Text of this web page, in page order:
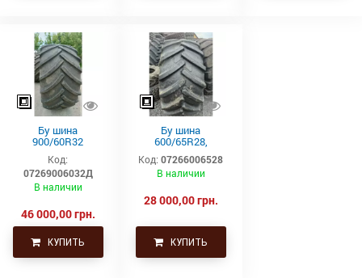
Бу шина
900/60R32
(35.5р32)
Continental SVT
Код:
07269006032Д
В наличии
46 000,00 грн.
КУПИТЬ
Бу шина
600/65R28,
600/65р28,
600х65х28
Uniglory (Униглори)
Код: 07266006528
В наличии
28 000,00 грн.
КУПИТЬ